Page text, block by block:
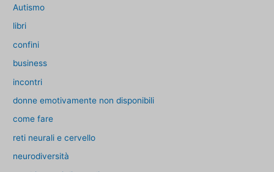
Autismo
libri
confini
business
incontri
donne emotivamente non disponibili
come fare
reti neurali e cervello
neurodiversità